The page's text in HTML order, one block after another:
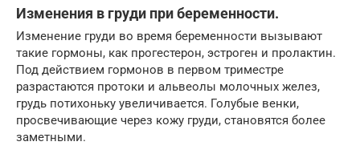
Изменения в груди при беременности.
Изменение груди во время беременности вызывают
такие гормоны, как прогестерон, эстроген и пролактин.
Под действием гормонов в первом триместре
разрастаются протоки и альвеолы молочных желез,
грудь потихоньку увеличивается. Голубые венки,
просвечивающие через кожу груди, становятся более
заметными.